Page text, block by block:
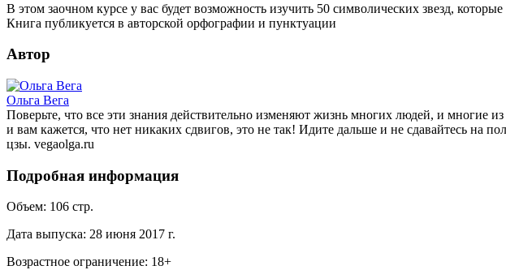
В этом заочном курсе у вас будет возможность изучить 50 символических звезд,
Книга публикуется в авторской орфографии и пунктуации
Автор
Ольга Вега
Поверьте, что все эти знания действительно изменяют жизнь многих людей, и многие
и вам кажется, что нет никаких сдвигов, это не так! Идите дальше и не сдавайтесь на
цзы. vegaolga.ru
Подробная информация
Объем: 106 стр.
Дата выпуска: 28 июня 2017 г.
Возрастное ограничение: 18+